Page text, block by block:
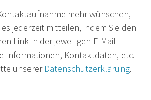
mehr wünschen,
jederzeit mitteilen, indem Sie den
Link in der jeweiligen E-Mail
Informationen, Kontaktdaten, etc.
unserer Datenschutzerklärung.